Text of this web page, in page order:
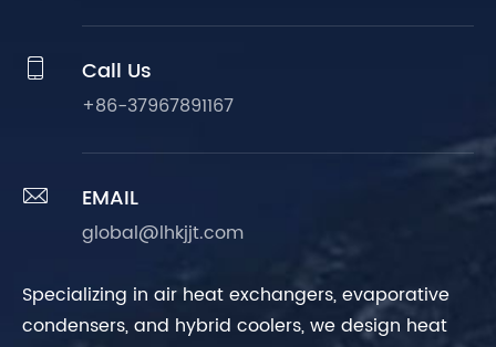
 Call Us
+86-37967891167
 EMAIL
global@lhkjjt.com
Specializing in air heat exchangers, evaporative
condensers, and hybrid coolers, we design heat